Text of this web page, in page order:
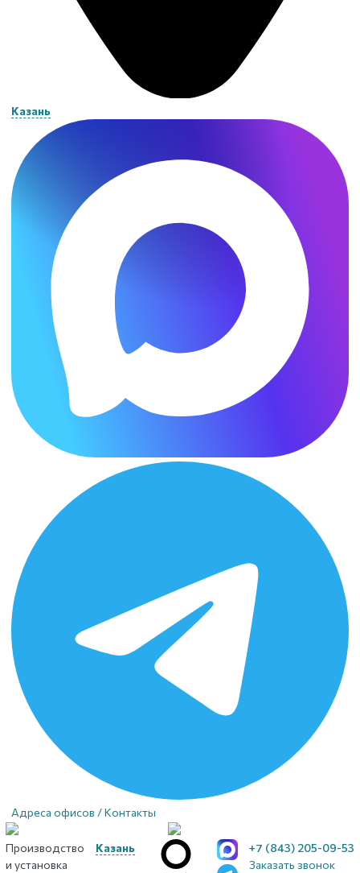
Казань
Адреса офисов / Контакты
Производство
и установка
Казань
+7 (843) 205-09-53
Заказать звонок